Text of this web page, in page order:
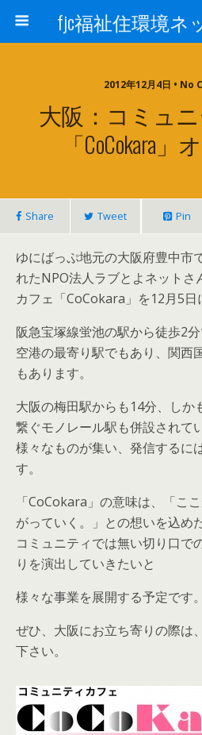
2012年12月4日 • No
大阪：コミュ
「CoCokara」
Share Tweet Pin
ゆにばっぷ地元の大阪府豊中市
れたNPO法人ラブとよネットさ
カフェ「CoCokara」を12月5日
阪急宝塚線蛍池の駅から徒歩2
空港の最寄り駅でもあり、関西
もあります。
大阪の梅田駅からも14分、しか
繋ぐモノレール駅も併設されて
様々なものが集い、発信するに
す。
「CoCokara」の意味は、「こ
がっていく。」との想いを込め
コミュニティでは無い切り口で
りを演出していきたいと
様々な事業を展開する予定です。
ぜひ、大阪にお立ち寄りの際は
下さい。